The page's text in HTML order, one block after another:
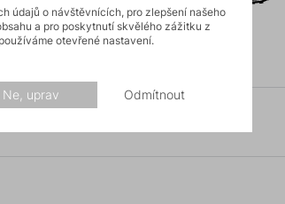
údajů o návštěvnících, pro zlepšení našeho
a pro poskytnutí skvělého zážitku z
otevřené nastavení.
Ne, uprav Odmítnout